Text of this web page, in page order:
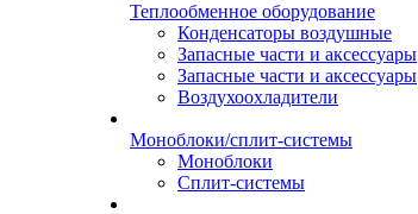
Теплообменное оборудование
Конденсаторы воздушные
Запасные части и аксессуары
Запасные части и аксессуары
Воздухоохладители
Моноблоки/сплит-системы
Моноблоки
Сплит-системы